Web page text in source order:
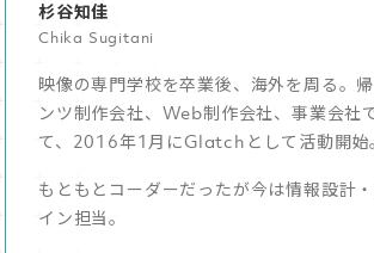
杉谷知佳
Chika Sugitani
映像の専門学校を卒業後、海外を周る。
ンツ制作会社、Web制作会社、事業会社
て、2016年1月にGlatchとして活動開始
もともとコーダーだったが今は情報設計
イン担当。